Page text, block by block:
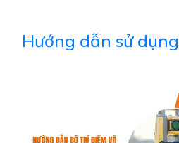
Hướng dẫn sử dụng